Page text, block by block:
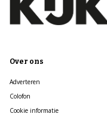
Over ons
Adverteren
Colofon
Cookie informatie